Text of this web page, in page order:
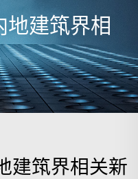
建筑界相
建筑界相关新